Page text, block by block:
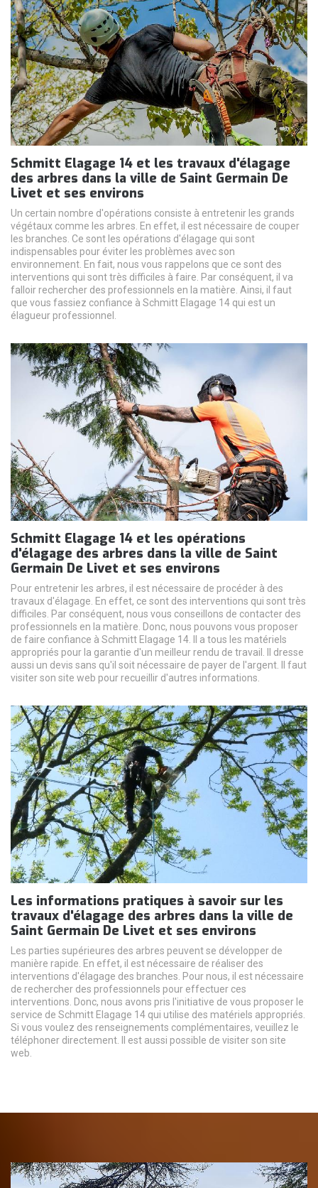
Schmitt Elagage 14 et les travaux d'élagage
des arbres dans la ville de Saint Germain De
Livet et ses environs
Un certain nombre d'opérations consiste à entretenir les grands
végétaux comme les arbres. En effet, il est nécessaire de couper
les branches. Ce sont les opérations d'élagage qui sont
indispensables pour éviter les problèmes avec son
environnement. En fait, nous vous rappelons que ce sont des
interventions qui sont très difficiles à faire. Par conséquent, il va
falloir rechercher des professionnels en la matière. Ainsi, il faut
que vous fassiez confiance à Schmitt Elagage 14 qui est un
élagueur professionnel.
Schmitt Elagage 14 et les opérations
d'élagage des arbres dans la ville de Saint
Germain De Livet et ses environs
Pour entretenir les arbres, il est nécessaire de procéder à des
travaux d'élagage. En effet, ce sont des interventions qui sont très
difficiles. Par conséquent, nous vous conseillons de contacter des
professionnels en la matière. Donc, nous pouvons vous proposer
de faire confiance à Schmitt Elagage 14. Il a tous les matériels
appropriés pour la garantie d'un meilleur rendu de travail. Il dresse
aussi un devis sans qu'il soit nécessaire de payer de l'argent. Il faut
visiter son site web pour recueillir d'autres informations.
Les informations pratiques à savoir sur les
travaux d'élagage des arbres dans la ville de
Saint Germain De Livet et ses environs
Les parties supérieures des arbres peuvent se développer de
manière rapide. En effet, il est nécessaire de réaliser des
interventions d'élagage des branches. Pour nous, il est nécessaire
de rechercher des professionnels pour effectuer ces
interventions. Donc, nous avons pris l'initiative de vous proposer le
service de Schmitt Elagage 14 qui utilise des matériels appropriés.
Si vous voulez des renseignements complémentaires, veuillez le
téléphoner directement. Il est aussi possible de visiter son site
web.